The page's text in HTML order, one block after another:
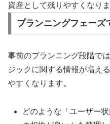
資産として残りやすくなりま
プランニングフェーズ
事前のプランニング段階で
ジックに関する情報が増え
やすくなります。
どのような「ユーザー